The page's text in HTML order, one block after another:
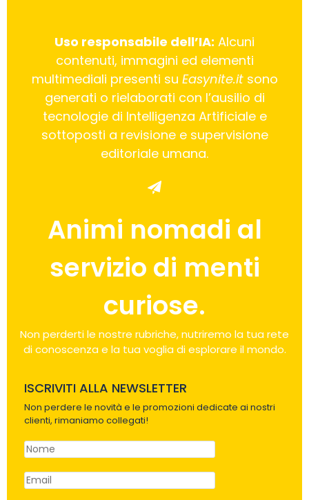
Uso responsabile dell’IA: Alcuni
contenuti, immagini ed elementi
multimediali presenti su Easynite.itsono
generati o rielaborati con l’ausilio di
tecnologie di Intelligenza Artificiale e
sottoposti a revisione e supervisione
editoriale umana.
Animi nomadi al
servizio di menti
curiose.
Non perderti le nostre rubriche, nutriremo la tua rete
di conoscenza e la tua voglia di esplorare il mondo.
ISCRIVITI ALLA NEWSLETTER
Non perdere le novità e le promozioni dedicate ai nostri
clienti, rimaniamo collegati!